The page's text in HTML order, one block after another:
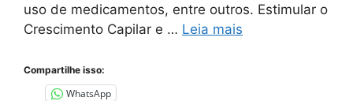
uso de medicamentos, entre outros. Estimular o
Crescimento Capilar e … Leia mais
Compartilhe isso:
WhatsApp